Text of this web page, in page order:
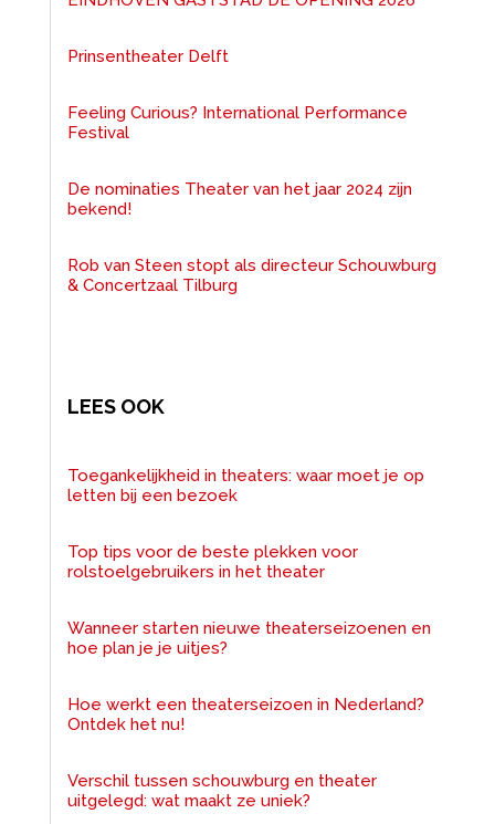
Prinsentheater Delft
Feeling Curious? International Performance
Festival
De nominaties Theater van het jaar 2024 zijn
bekend!
Rob van Steen stopt als directeur Schouwburg
& Concertzaal Tilburg
LEES OOK
Toegankelijkheid in theaters: waar moet je op
letten bij een bezoek
Top tips voor de beste plekken voor
rolstoelgebruikers in het theater
Wanneer starten nieuwe theaterseizoenen en
hoe plan je je uitjes?
Hoe werkt een theaterseizoen in Nederland?
Ontdek het nu!
Verschil tussen schouwburg en theater
uitgelegd: wat maakt ze uniek?